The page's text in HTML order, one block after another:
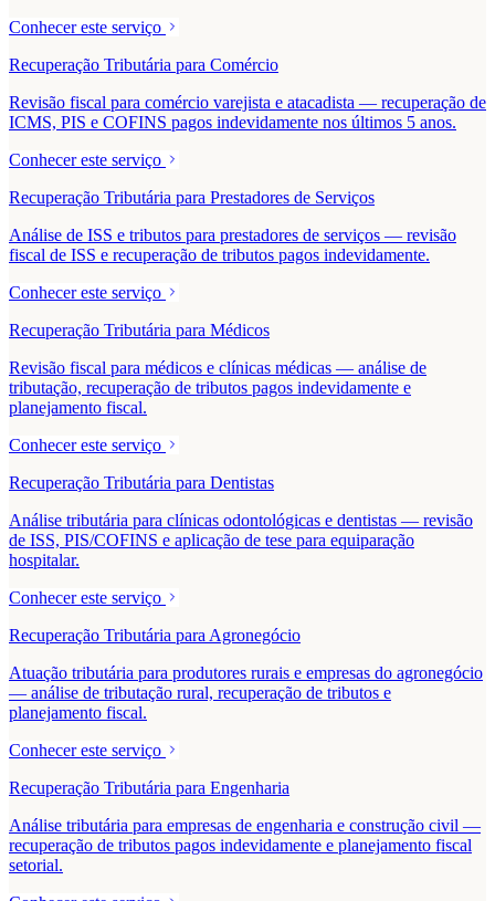
Conhecer este serviço
Recuperação Tributária para Comércio
Revisão fiscal para comércio varejista e atacadista — recuperação de
ICMS, PIS e COFINS pagos indevidamente nos últimos 5 anos.
Conhecer este serviço
Recuperação Tributária para Prestadores de Serviços
Análise de ISS e tributos para prestadores de serviços — revisão
fiscal de ISS e recuperação de tributos pagos indevidamente.
Conhecer este serviço
Recuperação Tributária para Médicos
Revisão fiscal para médicos e clínicas médicas — análise de
tributação, recuperação de tributos pagos indevidamente e
planejamento fiscal.
Conhecer este serviço
Recuperação Tributária para Dentistas
Análise tributária para clínicas odontológicas e dentistas — revisão
de ISS, PIS/COFINS e aplicação de tese para equiparação
hospitalar.
Conhecer este serviço
Recuperação Tributária para Agronegócio
Atuação tributária para produtores rurais e empresas do agronegócio
— análise de tributação rural, recuperação de tributos e
planejamento fiscal.
Conhecer este serviço
Recuperação Tributária para Engenharia
Análise tributária para empresas de engenharia e construção civil —
recuperação de tributos pagos indevidamente e planejamento fiscal
setorial.